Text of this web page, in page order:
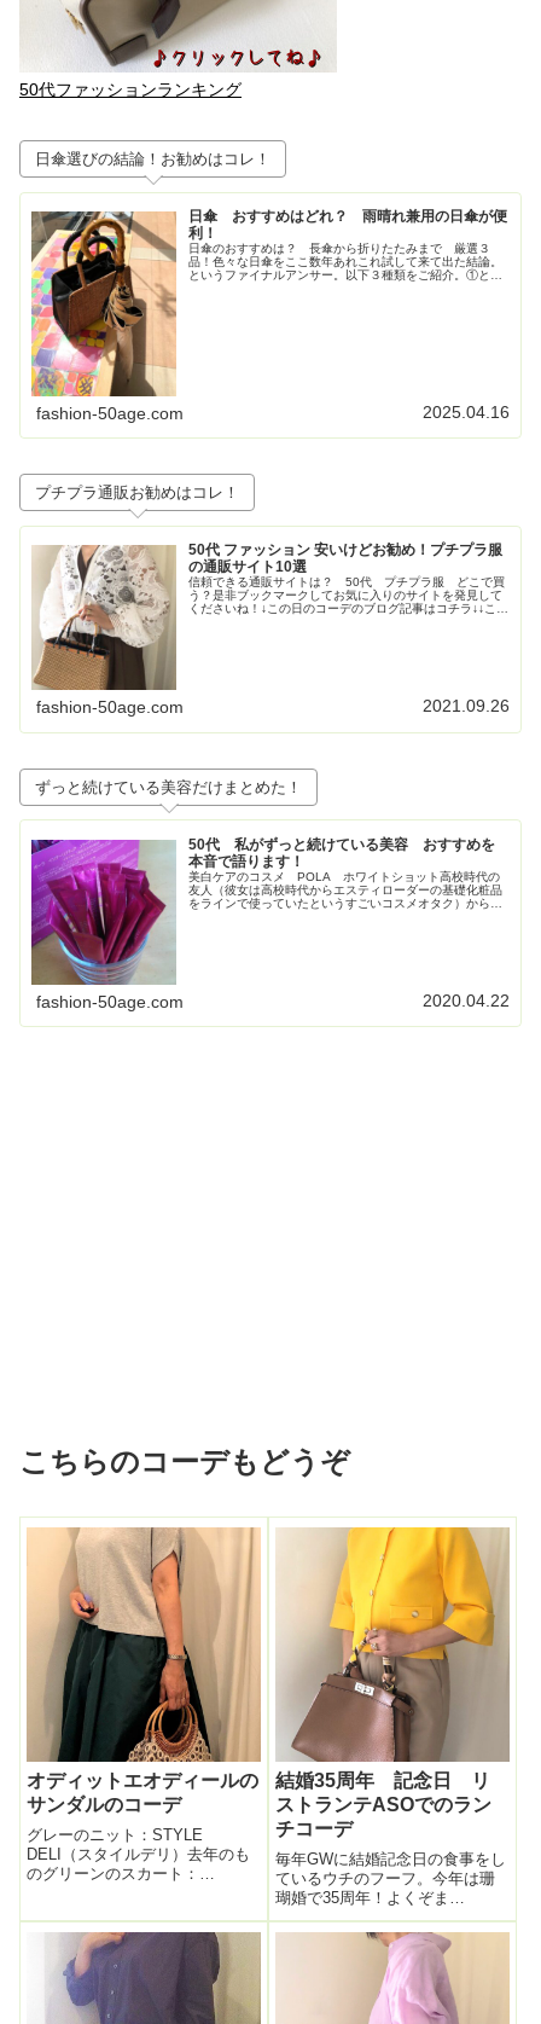
50代ファッションランキング
日傘選びの結論！お勧めはコレ！
日傘 おすすめはどれ？ 雨晴れ兼用の日傘が便
利！
日傘のおすすめは？ 長傘から折りたたみまで 厳選３
品！色々な日傘をここ数年あれこれ試して来て出た結論。
というファイナルアンサー。以下３種類をご紹介。①とに
fashion-50age.com 2025.04.16
プチプラ通販お勧めはコレ！
50代 ファッション 安いけどお勧め！プチプラ服
の通販サイト10選
信頼できる通販サイトは？ 50代 プチプラ服 どこで買
う？是非ブックマークしてお気に入りのサイトを発見して
くださいね！↓この日のコーデのブログ記事はコチラ↓↓この
fashion-50age.com 2021.09.26
ずっと続けている美容だけまとめた！
50代 私がずっと続けている美容 おすすめを
本音で語ります！
美白ケアのコスメ POLA ホワイトショット高校時代の
友人（彼女は高校時代からエスティローダーの基礎化粧品
をラインで使っていたというすごいコスメオタク）からす
fashion-50age.com 2020.04.22
こちらのコーデもどうぞ
オディットエオディールの
サンダルのコーデ
グレーのニット：STYLE
DELI（スタイルデリ）去年のも
のグリーンのスカート：
ングバック 靴：オディットエオ
ディールこのカラフルぅ~~なサ
ンダル。大事に履いている。布
結婚35周年 記念日 リ
ストランテASOでのラン
チコーデ
毎年GWに結婚記念日の食事をし
ているウチのフーフ。今年は珊
瑚婚で35周年！よくぞま
あ・・・35年も我慢しあったよ
ねぇ・・とお互いの努力を称え
あい（？）ランチを。今年は代
官山のリストランテASOへ。い
ざ！ちなみに去年はどこ行った
んだっけ？と思...